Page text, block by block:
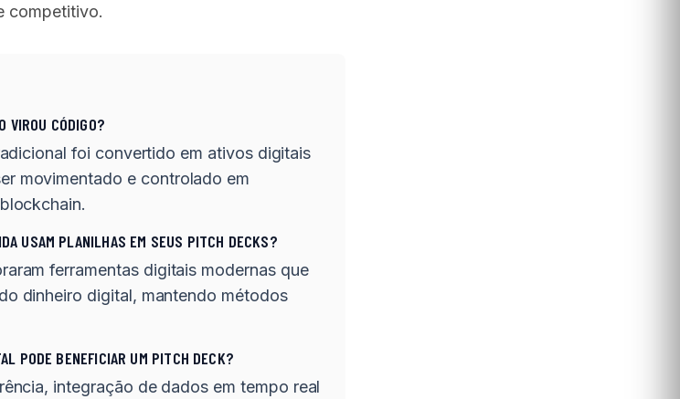
competitivo.
VIROU CÓDIGO?
foi convertido em ativos digitais
movimentado e controlado em
USAM PLANILHAS EM SEUS PITCH DECKS?
ferramentas digitais modernas que
dinheiro digital, mantendo métodos
PODE BENEFICIAR UM PITCH DECK?
integração de dados em tempo real